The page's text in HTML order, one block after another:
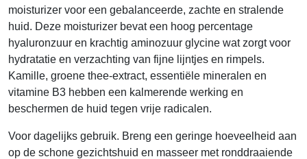
moisturizer voor een gebalanceerde, zachte en stralende
huid. Deze moisturizer bevat een hoog percentage
hyaluronzuur en krachtig aminozuur glycine wat zorgt voor
hydratatie en verzachting van fijne lijntjes en rimpels.
Kamille, groene thee-extract, essentiële mineralen en
vitamine B3 hebben een kalmerende werking en
beschermen de huid tegen vrije radicalen.
Voor dagelijks gebruik. Breng een geringe hoeveelheid aan
op de schone gezichtshuid en masseer met ronddraaiende